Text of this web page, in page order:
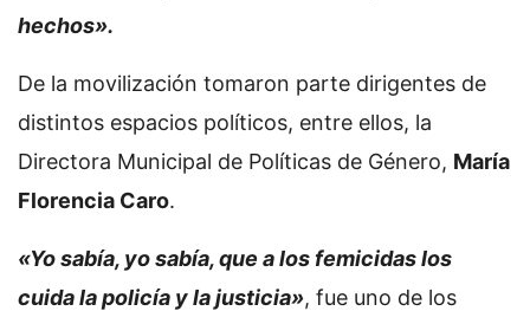
hechos».
De la movilización tomaron parte dirigentes de
distintos espacios políticos, entre ellos, la
Directora Municipal de Políticas de Género, María
Florencia Caro.
«Yo sabía, yo sabía, que a los femicidas los
cuida la policía y la justicia», fue uno de los